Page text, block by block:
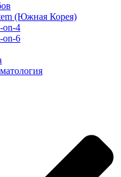
(Южная Корея)
4
6